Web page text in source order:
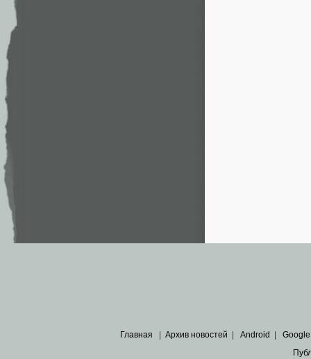
Главная Архив новостей Android Google